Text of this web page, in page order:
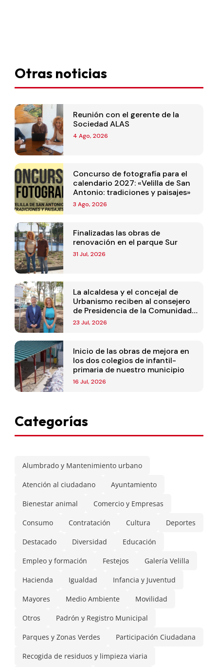
Otras noticias
Reunión con el gerente de la
Sociedad ALAS
4 Ago, 2026
Concurso de fotografía para el
calendario 2027: «Velilla de San
Antonio: tradiciones y paisajes»
3 Ago, 2026
Finalizadas las obras de
renovación en el parque Sur
31 Jul, 2026
La alcaldesa y el concejal de
Urbanismo reciben al consejero
de Presidencia de la Comunidad
de Madrid
23 Jul, 2026
Inicio de las obras de mejora en
los dos colegios de infantil-
primaria de nuestro municipio
16 Jul, 2026
Categorías
Alumbrado y Mantenimiento urbano
Atención al ciudadano Ayuntamiento
Bienestar animal Comercio y Empresas
Consumo Contratación Cultura Deportes
Destacado Diversidad Educación
Empleo y formación Festejos Galería Velilla
Hacienda Igualdad Infancia y Juventud
Mayores Medio Ambiente Movilidad
Otros Padrón y Registro Municipal
Parques y Zonas Verdes Participación Ciudadana
Recogida de residuos y limpieza viaria